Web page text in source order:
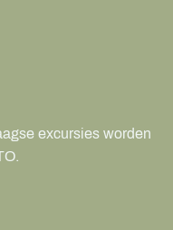
excursies worden